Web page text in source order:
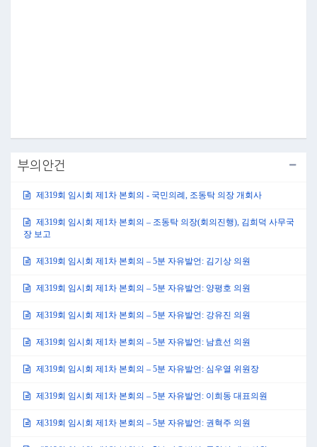
부의안건
제319회 임시회 제1차 본회의 - 국민의례, 조동탁 의장 개회사
제319회 임시회 제1차 본회의 – 조동탁 의장(회의진행), 김희덕 사무국
장 보고
제319회 임시회 제1차 본회의 – 5분 자유발언: 김기상 의원
제319회 임시회 제1차 본회의 – 5분 자유발언: 양평호 의원
제319회 임시회 제1차 본회의 – 5분 자유발언: 강유진 의원
제319회 임시회 제1차 본회의 – 5분 자유발언: 남효선 의원
제319회 임시회 제1차 본회의 – 5분 자유발언: 심우열 위원장
제319회 임시회 제1차 본회의 – 5분 자유발언: 이희동 대표의원
제319회 임시회 제1차 본회의 – 5분 자유발언: 권혁주 의원